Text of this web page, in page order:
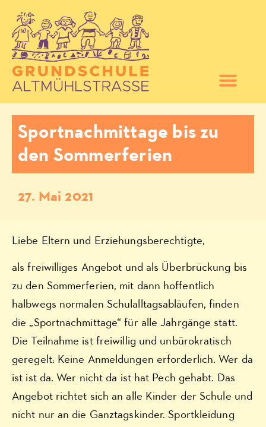
Sportnachmittage bis zu
den Sommerferien
27. Mai 2021
Liebe Eltern und Erziehungsberechtigte,
als freiwilliges Angebot und als Überbrückung bis
zu den Sommerferien, mit dann hoffentlich
halbwegs normalen Schulalltagsabläufen, finden
die „Sportnachmittage“ für alle Jahrgänge statt.
Die Teilnahme ist freiwillig und unbürokratisch
geregelt: Keine Anmeldungen erforderlich. Wer da
ist ist da. Wer nicht da ist hat Pech gehabt. Das
Angebot richtet sich an alle Kinder der Schule und
nicht nur an die Ganztagskinder. Sportkleidung